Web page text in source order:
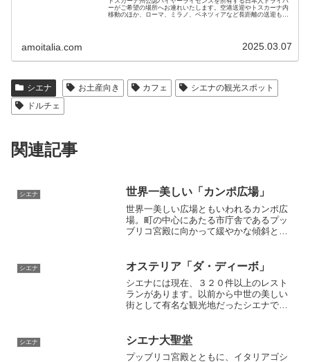
ーがご希望の場所へお連れいたします。空港送迎やトスカーナ内
移動のほか、ローマ、ミラノ、ベネツィアなど長距離の送迎も可
amoitalia.com 2025.03.07
シエナ お土産向き カフェ
シエナの観光スポット
ドルチェ
関連記事
シエナ 世界一美しい「カンポ広場」
世界一美しい広場ともいわれるカンポ広
場。町の中心にあたる市庁舎であるプッ
ブリコ宮殿に向かって緩やかな傾斜とな
す。
シエナ オステリア「ダ・ディーボ」
シエナには現在、３２０件以上のレスト
ランがあります。以前から中世の美しい
街として有名な観光地だったシエナです
な観光客向けの料理を作るお店も増えて
シエナ シエナ大聖堂
プッブリコ宮殿とともに、イタリアゴシ